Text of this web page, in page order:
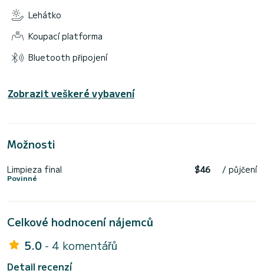
Lehátko
Koupací platforma
Bluetooth připojení
Zobrazit veškeré vybavení
Možnosti
Limpieza final
Povinné
$46 / půjčení
Celkové hodnocení nájemců
5.0 - 4 komentářů
Detail recenzí